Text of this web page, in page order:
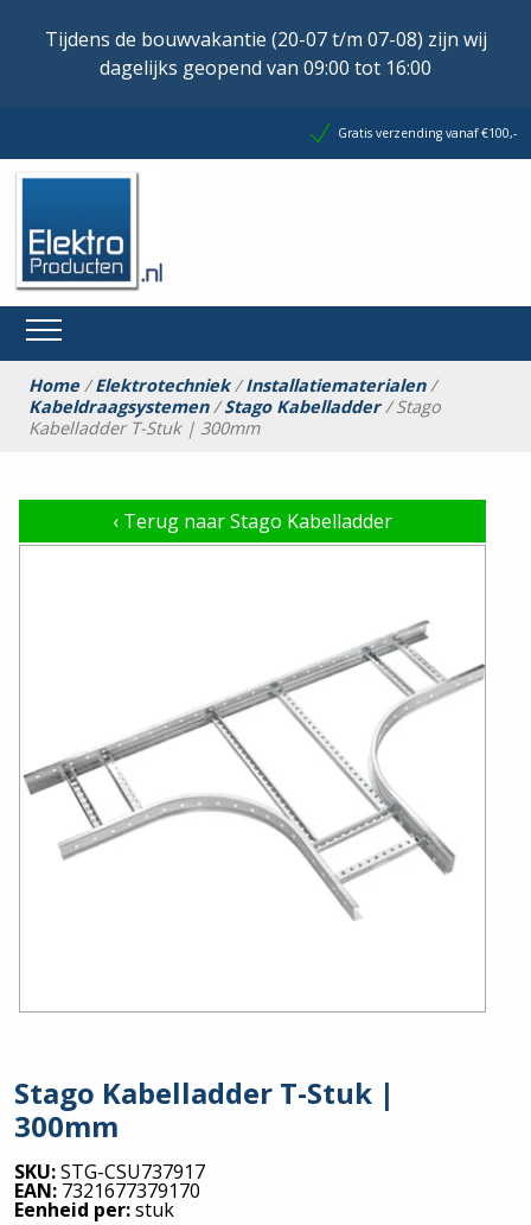
Tijdens de bouwvakantie (20-07 t/m 07-08) zijn wij
dagelijks geopend van 09:00 tot 16:00
Gratis verzending vanaf €100,-
Home/Elektrotechniek/Installatiematerialen/
Kabeldraagsystemen/Stago Kabelladder/ Stago
Kabelladder T-Stuk | 300mm
‹ Terug naar Stago Kabelladder
Stago Kabelladder T-Stuk |
300mm
SKU:STG-CSU737917
EAN: 7321677379170
Eenheid per:stuk